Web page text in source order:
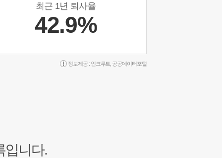
최근 1년 퇴사율
42.9%
정보제공 : 인크루트 공공데이터포털
입니다.